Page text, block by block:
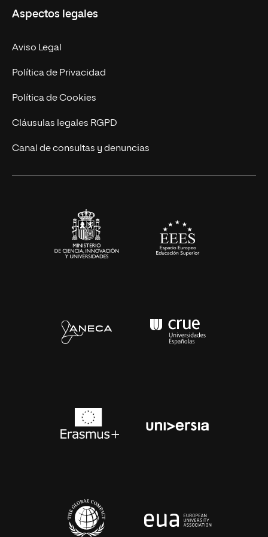
Doctorados
Experto Universitario
Postgrados
Cursos Universitarios
Facultades
Nuestro Equipo
Trabaja en UNIR
Actualidad
UNIR Revista
Eventos
Aspectos legales
Aviso Legal
Política de Privacidad
Política de Cookies
Cláusulas legales RGPD
Canal de consultas y denuncias